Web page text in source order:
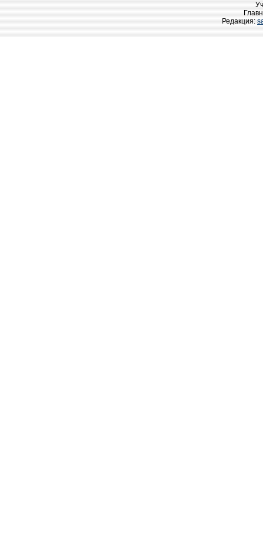
Редакция: